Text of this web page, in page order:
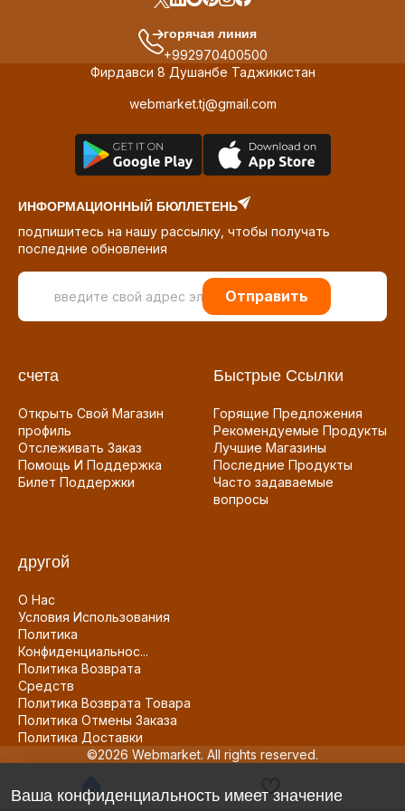
горячая линия
+992970400500
Фирдавси 8 Душанбе Таджикистан
webmarket.tj@gmail.com
ИНФОРМАЦИОННЫЙ БЮЛЛЕТЕНЬ
подпишитесь на нашу рассылку, чтобы получать
последние обновления
Отправить
счета
Открыть Свой Магазин
профиль
Отслеживать Заказ
Помощь И Поддержка
Билет Поддержки
Быстрые Ссылки
Горящие Предложения
Рекомендуемые Продукты
Лучшие Магазины
Последние Продукты
Часто задаваемые
вопросы
другой
О Нас
Условия Использования
Политика
Конфиденциальнос...
Политика Возврата
Средств
Политика Возврата Товара
Политика Отмены Заказа
Политика Доставки
©2026 Webmarket. All rights reserved.
Ваша конфиденциальность имеет значение